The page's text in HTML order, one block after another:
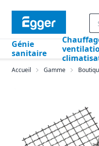
Génie
sanitaire
Accueil Gamme